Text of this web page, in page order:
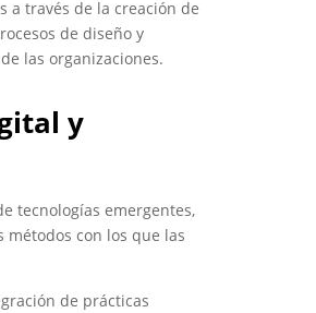
a través de la creación de
de diseño y
las organizaciones.
y
tecnologías emergentes,
con los que las
de prácticas